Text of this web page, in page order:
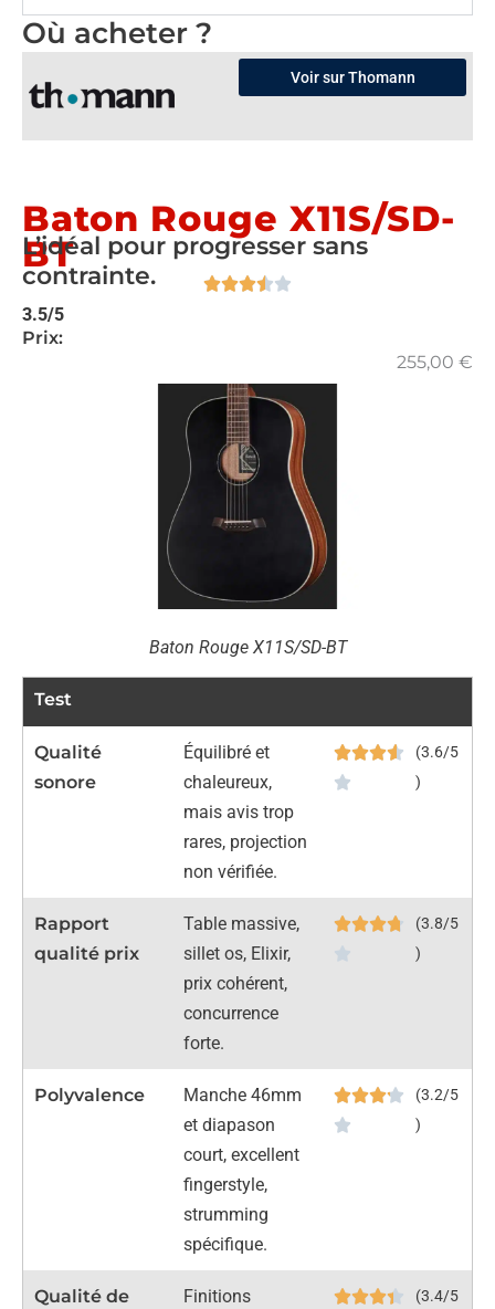
Où acheter ?
Voir sur Thomann
Baton Rouge X11S/SD-
BT
L’idéal pour progresser sans
contrainte.
3.5/5
Prix:
255,00 €
Baton Rouge X11S/SD-BT
Test
Qualité
sonore
Équilibré et
chaleureux,
mais avis trop
rares, projection
non vérifiée.
(3.6/5
)
Rapport
qualité prix
Table massive,
sillet os, Elixir,
prix cohérent,
concurrence
forte.
(3.8/5
)
Polyvalence
Manche 46mm
et diapason
court, excellent
fingerstyle,
strumming
spécifique.
(3.2/5
)
Qualité de Finitions (3.4/5